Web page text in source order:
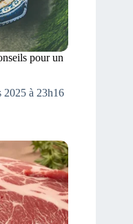
pour un
2025 à 23h16